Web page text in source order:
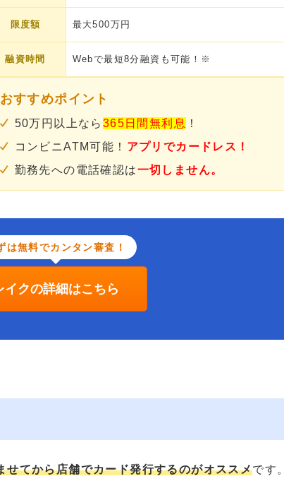
限度額 最大500万円
融資時間 Webで最短8分融資も可能！※
おすすめポイント
50万円以上なら 365日間無利息 ！
コンビニATM可能！ アプリでカードレス！
勤務先への電話確認は一切しません。
は無料でカンタン審査！
イクの詳細はこちら
せてから店舗でカード発行するのがオススメです。